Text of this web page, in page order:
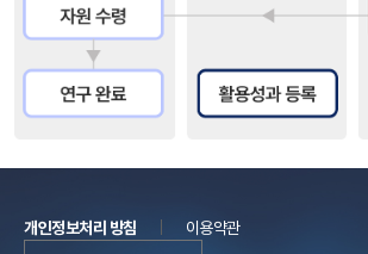
개인정보처리 방침
이용약관